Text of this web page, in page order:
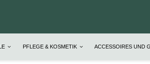
PFLEGE & KOSMETIK ACCESSOIRES UND